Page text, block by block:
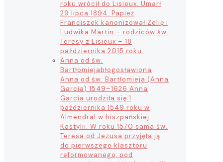
roku wrócił do Lisieux. Umarł
29 lipca 1894. Papież
Franciszek kanonizował Zelię i
Ludwika Martin – rodziców św.
Teresy z Lisieux – 18
października 2015 roku.
Anna od św.
Bartłomiejabłogosławiona
Anna od św. Bartłomieja (Anna
García) 1549–1626 Anna
García urodziła się 1
października 1549 roku w
Almendral w hiszpańskiej
Kastylii. W roku 1570 sama św.
Teresa od Jezusa przyjęła ją
do pierwszego klasztoru
reformowanego, pod